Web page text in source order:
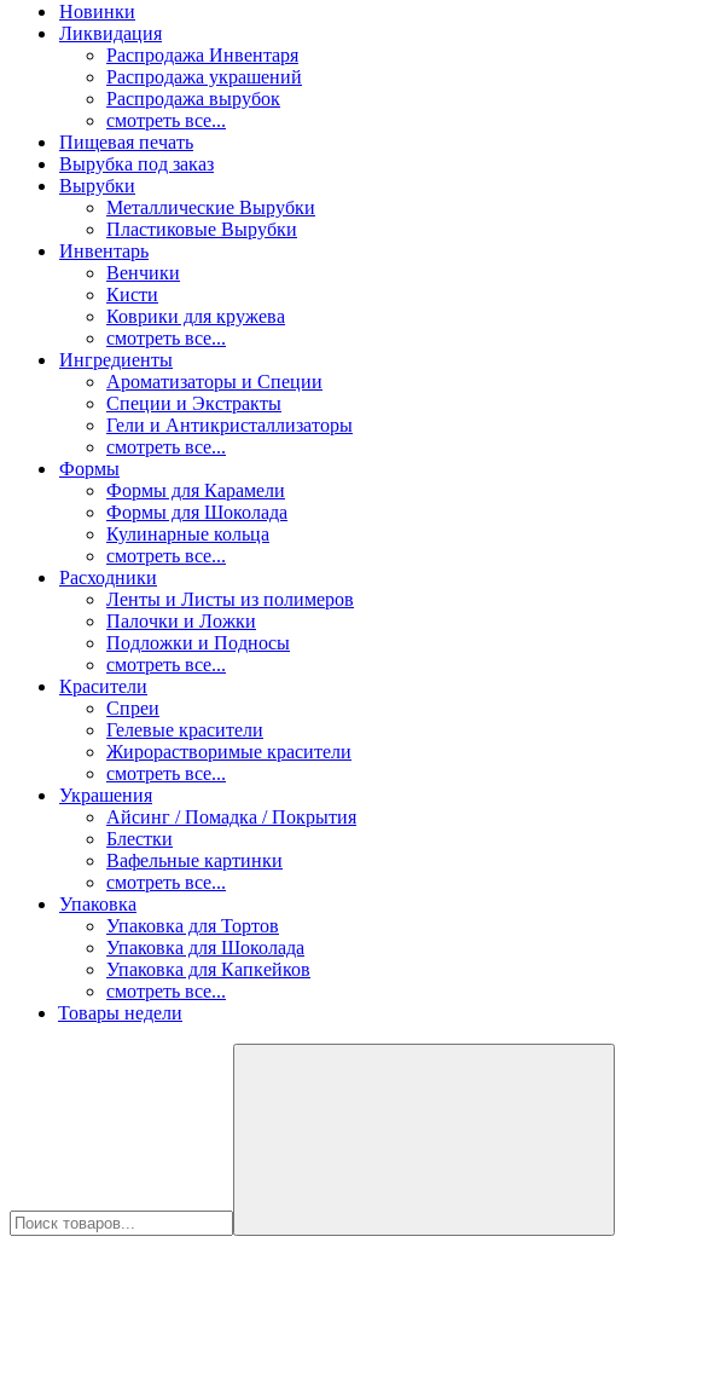
Новинки
Ликвидация
Распродажа Инвентаря
Распродажа украшений
Распродажа вырубок
смотреть все...
Пищевая печать
Вырубка под заказ
Вырубки
Металлические Вырубки
Пластиковые Вырубки
Инвентарь
Венчики
Кисти
Коврики для кружева
смотреть все...
Ингредиенты
Ароматизаторы и Специи
Специи и Экстракты
Гели и Антикристаллизаторы
смотреть все...
Формы
Формы для Карамели
Формы для Шоколада
Кулинарные кольца
смотреть все...
Расходники
Ленты и Листы из полимеров
Палочки и Ложки
Подложки и Подносы
смотреть все...
Красители
Спреи
Гелевые красители
Жирорастворимые красители
смотреть все...
Украшения
Айсинг / Помадка / Покрытия
Блестки
Вафельные картинки
смотреть все...
Упаковка
Упаковка для Тортов
Упаковка для Шоколада
Упаковка для Капкейков
смотреть все...
Товары недели